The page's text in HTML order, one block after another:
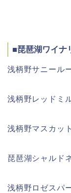
■琵琶湖ワイナ
浅柄野サニール
浅柄野レッドミ
浅柄野マスカッ
琵琶湖シャルド
浅柄野ロゼスパ